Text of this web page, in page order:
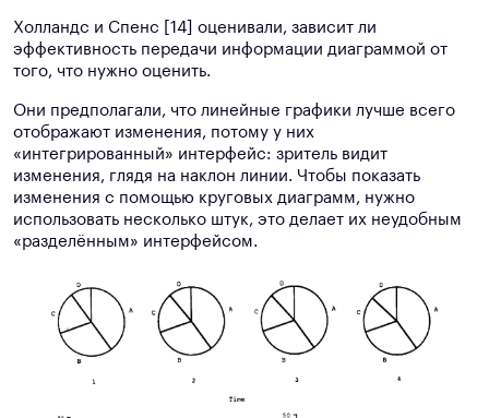
Холландс и Спенс [14] оценивали, зависит ли
эффективность передачи информации диаграммой от
того, что нужно оценить.
Они предполагали, что линейные графики лучше всего
отображают изменения, потому у них
«интегрированный» интерфейс: зритель видит
изменения, глядя на наклон линии. Чтобы показать
изменения с помощью круговых диаграмм, нужно
использовать несколько штук, это делает их неудобным
«разделённым» интерфейсом.